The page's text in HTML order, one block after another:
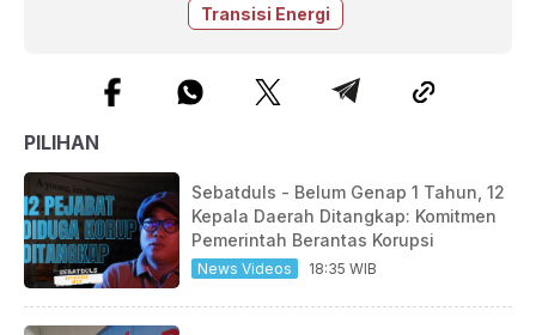
Transisi Energi
PILIHAN
Sebatduls - Belum Genap 1 Tahun, 12
Kepala Daerah Ditangkap: Komitmen
Pemerintah Berantas Korupsi
News Videos 18:35 WIB